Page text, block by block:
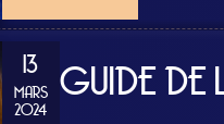
13
MARS
2024
GUIDE DE